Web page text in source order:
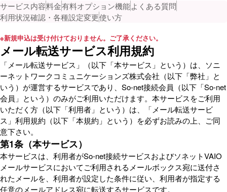
サービス内容料金有料オプション機能よくある質問
利用状況確認・各種設定変更使い方
※新規申込は受け付けておりません。ご了承ください。
メール転送サービス利用規約
「メール転送サービス」（以下「本サービス」という）は、ソニ
ーネットワークコミュニケーションズ株式会社（以下「弊社」と
いう）が運営するサービスであり、So-net接続会員（以下「So-net
会員」という）のみがご利用いただけます。本サービスをご利用
いただく方（以下「利用者」という）は、「メール転送サービ
ス」利用規約（以下「本規約」という）を必ずお読みの上、ご同
意下さい。
第1条（本サービス）
本サービスは、利用者がSo-net接続サービスおよびソネットVAIO
メールサービスにおいてご利用されるメールボックス宛に送付さ
れたメールを、利用者が設定した条件に従い、利用者が指定する
任意のメールアドレス宛に転送するサービスです。